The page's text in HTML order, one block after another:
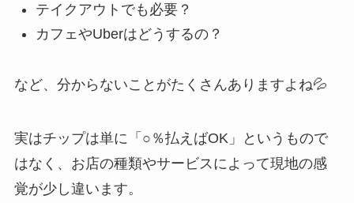
テイクアウトでも必要？
カフェやUberはどうするの？
など、分からないことがたくさんありますよね💦
実はチップは単に「○％払えばOK」というもので
はなく、お店の種類やサービスによって現地の感
覚が少し違います。